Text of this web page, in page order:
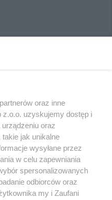
korzystania z portali
Skontaktuj się z nami
oraz inne
z.o.o. uzyskujemy dostęp i
oraz
jak unikalne
wysyłane przez
w celu zapewniania
spersonalizowanych
odbiorców oraz
my i Zaufani